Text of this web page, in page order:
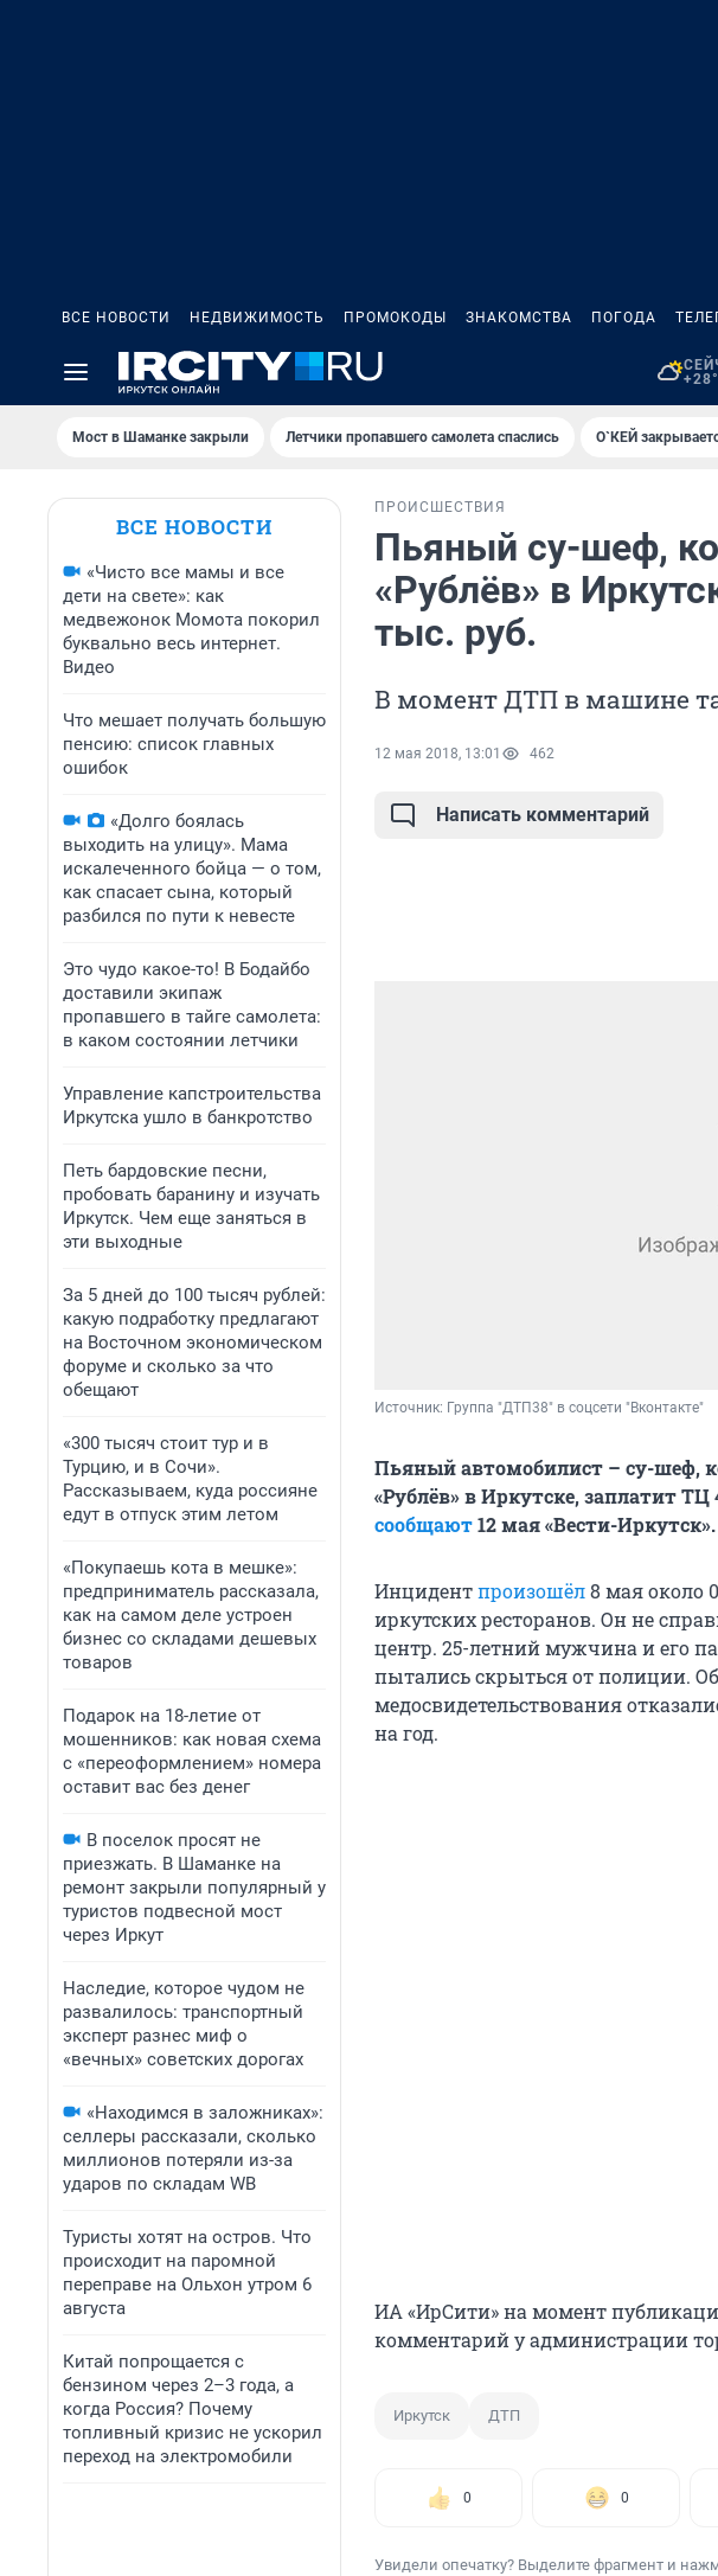
ВСЕ НОВОСТИ НЕДВИЖИМОСТЬ ПРОМОКОДЫ ЗНАКОМСТВА ПОГОДА
Мост в Шаманке закрыли Летчики пропавшего самолета спаслись О`КЕЙ
ВСЕ НОВОСТИ
«Чисто все мамы и все
дети на свете»: как
медвежонок Момота покорил
буквально весь интернет.
Видео
Что мешает получать большую
пенсию: список главных
ошибок
«Долго боялась
выходить на улицу». Мама
искалеченного бойца — о том,
как спасает сына, который
разбился по пути к невесте
Это чудо какое-то! В Бодайбо
доставили экипаж
пропавшего в тайге самолета:
в каком состоянии летчики
Управление капстроительства
Иркутска ушло в банкротство
Петь бардовские песни,
пробовать баранину и изучать
Иркутск. Чем еще заняться в
эти выходные
За 5 дней до 100 тысяч рублей:
какую подработку предлагают
на Восточном экономическом
форуме и сколько за что
обещают
«300 тысяч стоит тур и в
Турцию, и в Сочи».
Рассказываем, куда россияне
едут в отпуск этим летом
«Покупаешь кота в мешке»:
предприниматель рассказала,
как на самом деле устроен
бизнес со складами дешевых
товаров
Подарок на 18-летие от
мошенников: как новая схема
с «переоформлением» номера
оставит вас без денег
В поселок просят не
приезжать. В Шаманке на
ремонт закрыли популярный у
туристов подвесной мост
через Иркут
Наследие, которое чудом не
развалилось: транспортный
эксперт разнес миф о
«вечных» советских дорогах
«Находимся в заложниках»:
селлеры рассказали, сколько
миллионов потеряли из-за
ударов по складам WB
Туристы хотят на остров. Что
происходит на паромной
переправе на Ольхон утром 6
августа
Китай попрощается с
бензином через 2–3 года, а
когда Россия? Почему
топливный кризис не ускорил
переход на электромобили
ПРОИСШЕСТВИЯ
Пьяный су-шеф,
«Рублёв» в
тыс. руб.
В момент ДТП в машине
12 мая 2018, 13:01 462
Написать комментарий
Источник: Группа "ДТП38" в соцсети "Вконтакте"
Пьяный автомобилист – су-шеф,
«Рублёв» в Иркутске, заплатит
сообщают12 мая «Вести-Иркутск».
Инцидентпроизошёл8 мая около
иркутских ресторанов. Он не
центр. 25-летний мужчина и его
пытались скрыться от полиции.
медосвидетельствования
на год.
ИА «ИрСити» на момент
комментарий у администрации
Иркутск ДТП
0 0
Увидели опечатку? Выделите фрагмент и